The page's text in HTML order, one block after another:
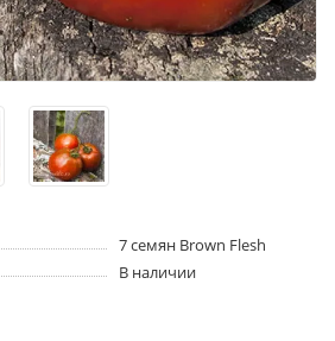
7 семян Brown Flesh
В наличии